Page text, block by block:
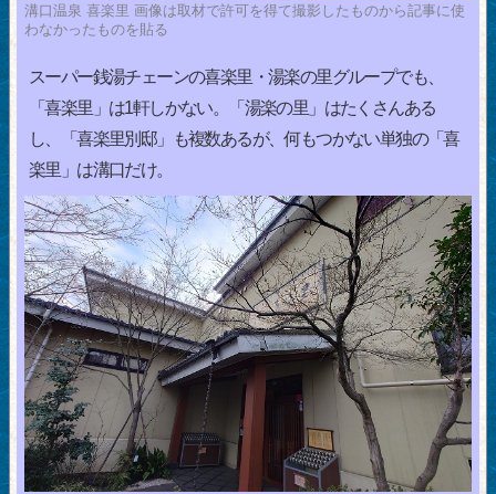
溝口温泉 喜楽里 画像は取材で許可を得て撮影したものから記事に使
わなかったものを貼る
スーパー銭湯チェーンの喜楽里・湯楽の里グループでも、
「喜楽里」は1軒しかない。「湯楽の里」はたくさんある
し、「喜楽里別邸」も複数あるが、何もつかない単独の「喜
楽里」は溝口だけ。